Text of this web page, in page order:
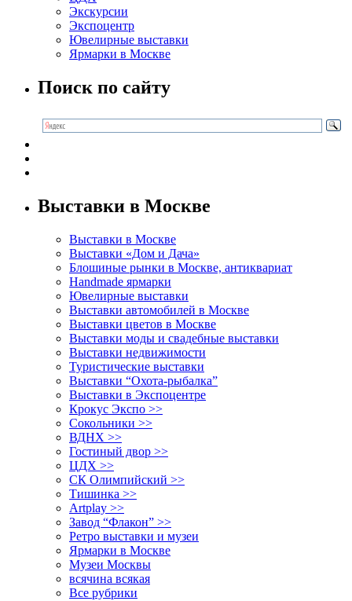
Экскурсии
Экспоцентр
Ювелирные выставки
Ярмарки в Москве
Поиск по сайту
Выставки в Москве
Выставки в Москве
Выставки «Дом и Дача»
Блошиные рынки в Москве, антиквариат
Handmade ярмарки
Ювелирные выставки
Выставки автомобилей в Москве
Выставки цветов в Москве
Выставки моды и свадебные выставки
Выставки недвижимости
Туристические выставки
Выставки “Охота-рыбалка”
Выставки в Экспоцентре
Крокус Экспо >>
Сокольники >>
ВДНХ >>
Гостиный двор >>
ЦДХ >>
СК Олимпийский >>
Тишинка >>
Artplay >>
Завод “Флакон” >>
Ретро выставки и музеи
Ярмарки в Москве
Музеи Москвы
всячина всякая
Все рубрики